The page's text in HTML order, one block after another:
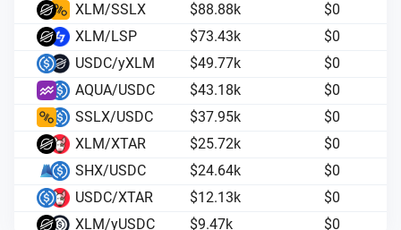
XLM/SSLX
$88.88k $0
XLM/LSP
$73.43k $0
USDC/yXLM
$49.77k $0
AQUA/USDC
$43.18k $0
SSLX/USDC
$37.95k $0
XLM/XTAR
$25.72k $0
SHX/USDC
$24.64k $0
USDC/XTAR
$12.13k $0
XLM/yUSDC
$9.47k $0